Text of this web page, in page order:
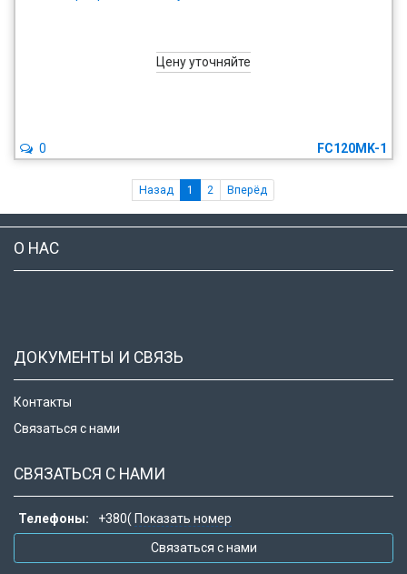
Цену уточняйте
FC120MK-1
0
Назад 1 2 Вперёд
О НАС
ДОКУМЕНТЫ И СВЯЗЬ
Контакты
Связаться с нами
СВЯЗАТЬСЯ С НАМИ
Телефоны: +380( Показать номер
Связаться с нами